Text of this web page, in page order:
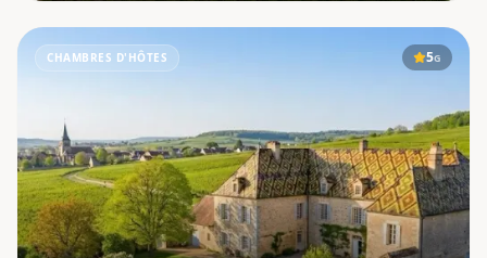
CHAMBRES D'HÔTES 5G